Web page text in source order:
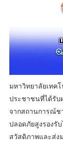
มหาวิทยาลัยเทค
ประชาชนที่ได้รับ
จากสถานการณ์ช
ปลอดภัยสูงรองรั
สวัสดิภาพและส่ง